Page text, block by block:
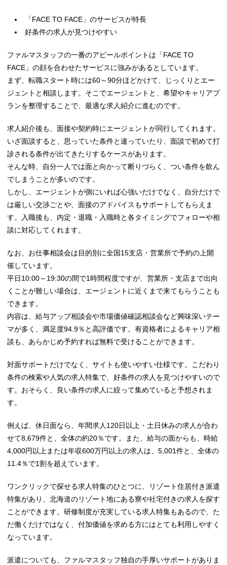
「FACE TO FACE」のサービスが特長
好条件の求人が見つけやすい
ファルマスタッフの一番のアピールポイントは「FACE TO
FACE」の顔を合わせたサービスに強みがあるとしています。
まず、転職スタート時には60～90分ほどかけて、じっくりとエー
ジェントと相談します。そこでエージェントと、希望やキャリアプ
ランを整理することで、最適な求人紹介に進むのです。
求人紹介後も、面接や契約時にエージェントが同行してくれます。
いざ面談すると、思っていた条件と違っていたり、面談で初めて打
診される条件が出てきたりするケースがあります。
そんな時、自分一人では面と向かって断りづらく、つい条件を飲ん
でしまうことが多いのです。
しかし、エージェントが側にいれば心強いだけでなく、自分だけで
は厳しい交渉ごとや、面接のアドバイスもサポートしてもらえま
す。入職後も、内定・退職・入職時と各タイミングでフォローや相
談に対応してくれます。
なお、お仕事相談会は目的別に全国15支店・営業所で予約の上開
催しています。
平日10:00～19:30の間で1時間程度ですが、営業所・支店まで出向
くことが難しい場合は、エージェントに近くまで来てもらうことも
できます。
内容は、給与アップ相談会や市場価値確認相談会など興味深いテー
マが多く、満足度94.9％と高評価です。有資格者によるキャリア相
談も、あらかじめ予約すれば無料で受けることができます。
対面サポートだけでなく、サイトも使いやすい仕様です。こだわり
条件の検索や人気の求人特集で、好条件の求人を見つけやすいので
す。おそらく、良い条件の求人に絞って集めていると予想されま
す。
例えば、休日面なら、年間求人120日以上・土日休みの求人が合わ
せて8,679件と、全体の約20％です。また、給与の面からも、時給
4,000円以上または年収600万円以上の求人は、5,001件と、全体の
11.4％で1割を超えています。
ワンクリックで探せる求人特集のひとつに、リゾート住居付き派遣
特集があり、北海道のリゾート地にある寮や社宅付きの求人を探す
ことができます。研修制度が充実している求人特集もあるので、た
だ働くだけではなく、付加価値を求める方にはとても利用しやすく
なっています。
派遣についても、ファルマスタッフ独自の手厚いサポートがありま